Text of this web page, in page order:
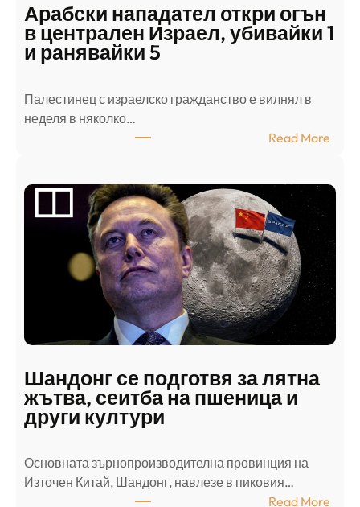
Арабски нападател откри огън
в централен Израел, убивайки 1
и ранявайки 5
Палестинец с израелско гражданство е вилнял в
неделя в няколко…
Read More:
а
н
а
к
Шандонг се подготвя за лятна
жътва, сеитба на пшеница и
други култури
Основната зърнопроизводителна провинция на
Източен Китай, Шандонг, навлезе в пиковия…
Read More: